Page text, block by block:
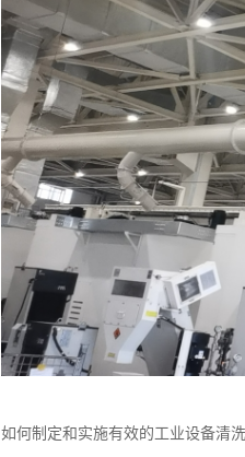
如何制定和实施有效的工业设备清